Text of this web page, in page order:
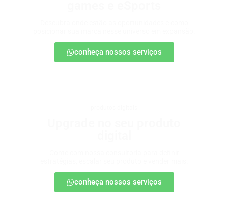
conheça nossos serviços
conheça nossos serviços